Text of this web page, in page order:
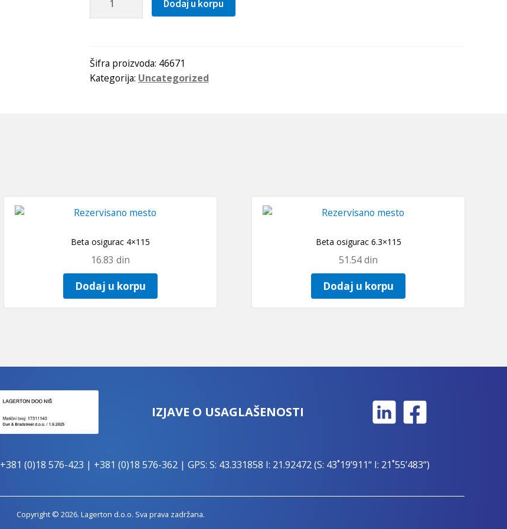
količina
Dodaj u korpu
Šifra proizvoda: 46671
Kategorija: Uncategorized
Beta osigurac 4×115
16.83 din
Dodaj u korpu
Beta osigurac 6.3×115
51.54din
Dodaj u korpu
IZJAVE O USAGLAŠENOSTI
+381 (0)18 576-423 | +381 (0)18 576-362 | GPS: S: 43.331858 I: 21.92472 (S: 43˚19’911“ I: 21˚55’483“)
Copyright © 2026. Lagerton d.o.o. Sva prava zadržana.